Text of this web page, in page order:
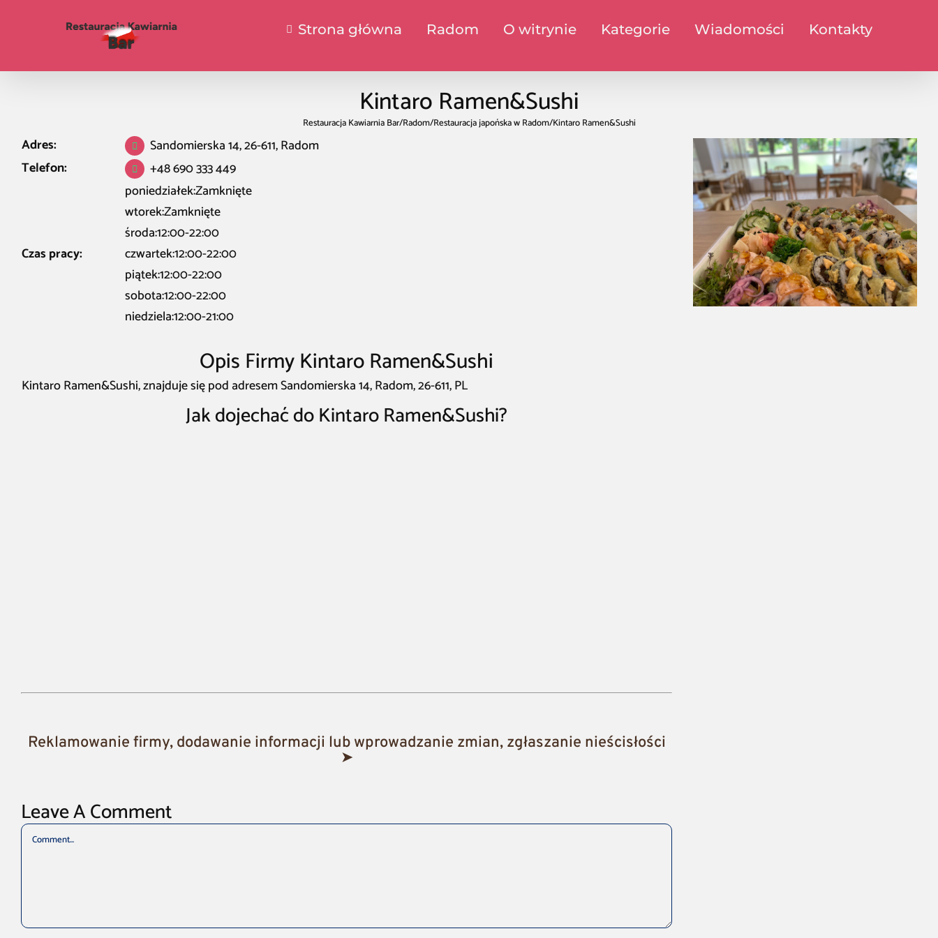
Strona główna Radom O witrynie Kategorie Wiadomości Kontakty
Kintaro Ramen&Sushi
Restauracja Kawiarnia Bar/Radom/Restauracja japońska w Radom/Kintaro Ramen&Sushi
Adres:
Sandomierska 14, 26-611, Radom
Telefon:
+48 690 333 449
Czas pracy:
poniedziałek:Zamknięte
wtorek:Zamknięte
środa:12:00-22:00
czwartek:12:00-22:00
piątek:12:00-22:00
sobota:12:00-22:00
niedziela:12:00-21:00
Opis Firmy Kintaro Ramen&Sushi
Kintaro Ramen&Sushi, znajduje się pod adresem Sandomierska 14, Radom, 26-611, PL
Jak dojechać do Kintaro Ramen&Sushi?
Reklamowanie firmy, dodawanie informacji lub wprowadzanie zmian, zgłaszanie nieścisłości
➤
Leave A Comment
Comment